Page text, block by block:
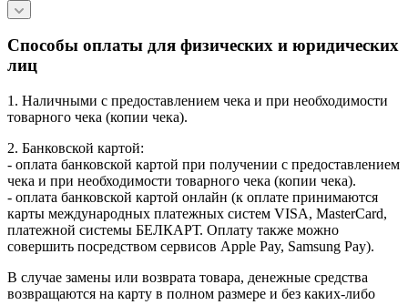
Способы оплаты для физических и юридических
лиц
1. Наличными с предоставлением чека и при необходимости
товарного чека (копии чека).
2. Банковской картой:
- оплата банковской картой при получении с предоставлением
чека и при необходимости товарного чека (копии чека).
- оплата банковской картой онлайн (к оплате принимаются
карты международных платежных систем VISA, MasterCard,
платежной системы БЕЛКАРТ. Оплату также можно
совершить посредством сервисов Apple Pay, Samsung Pay).
В случае замены или возврата товара, денежные средства
возвращаются на карту в полном размере и без каких-либо